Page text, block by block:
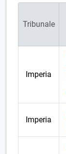
Tribunale
Imperia
Imperia